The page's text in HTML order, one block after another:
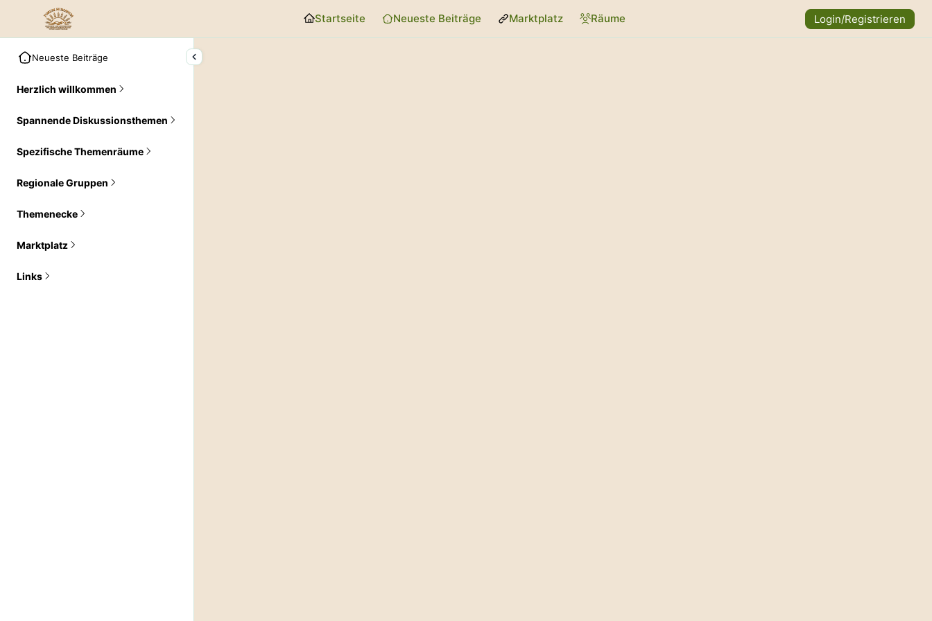
Startseite Neueste Beiträge Marktplatz Räume Login/Registrieren
Neueste Beiträge
Herzlich willkommen
Spannende Diskussionsthemen
Spezifische Themenräume
Regionale Gruppen
Themenecke
Marktplatz
Links